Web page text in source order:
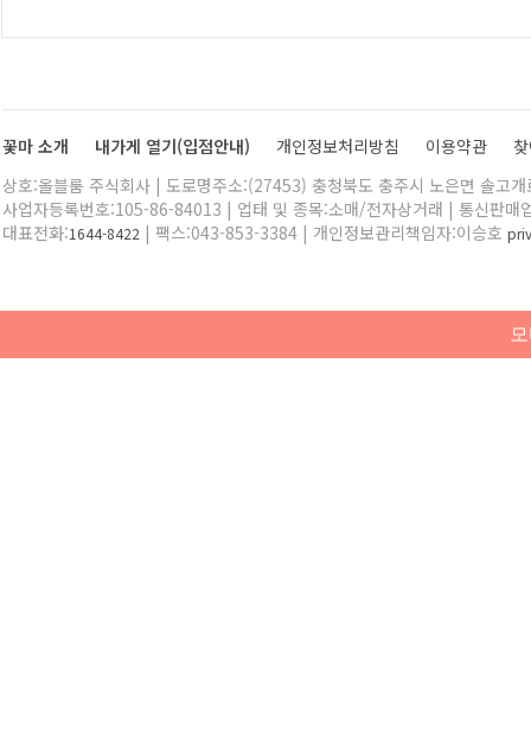
꽃마 소개 내가게 열기(입점안내) 개인정보처리방침 이용약관
상호:올블룸 주식회사 | 도로명주소:(27453) 충청북도 충주시 노은면 솔고
사업자등록번호:105-86-84013 | 업태 및 종목:소매/전자상거래 | 통신판매
대표전화:1644-8422 | 팩스:043-853-3384 | 개인정보관리책임자:이승호